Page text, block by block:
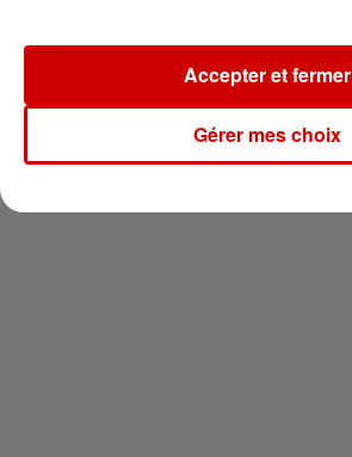
Newsletter
Gérer mes choix
Accepter et fermer